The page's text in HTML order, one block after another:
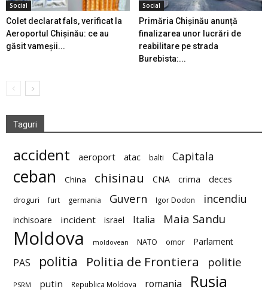
Social
Colet declarat fals, verificat la
Aeroportul Chișinău: ce au
găsit vameșii...
Social
Primăria Chișinău anunță
finalizarea unor lucrări de
reabilitare pe strada
Burebista:...
Taguri
accident aeroport atac balti Capitala
ceban China chisinau CNA crima deces
droguri furt germania Guvern Igor Dodon incendiu
inchisoare incident israel Italia Maia Sandu
Moldova moldovean NATO omor Parlament
PAS politia Politia de Frontiera politie
PSRM putin Republica Moldova romania Rusia